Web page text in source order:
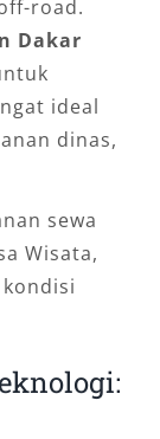
road.
Dakar
ideal
dinas,
sewa
Wisata,